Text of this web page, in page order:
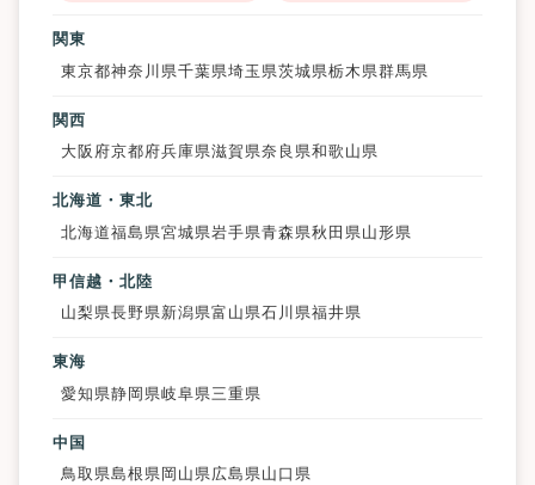
関東
東京都神奈川県千葉県埼玉県茨城県栃木県群馬県
関西
大阪府京都府兵庫県滋賀県奈良県和歌山県
北海道・東北
北海道福島県宮城県岩手県青森県秋田県 山形県
甲信越・北陸
山梨県長野県新潟県富山県石川県福井県
東海
愛知県静岡県岐阜県 三重県
中国
鳥取県島根県 岡山県広島県山口県